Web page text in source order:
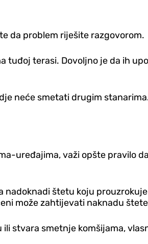
da problem riješite razgovorom.
terasi. Dovoljno je da ih
neće smetati drugim
uređajima, važi opšte pravilo
nadoknadi štetu koju
može zahtijevati naknadu
stvara smetnje komšijama,